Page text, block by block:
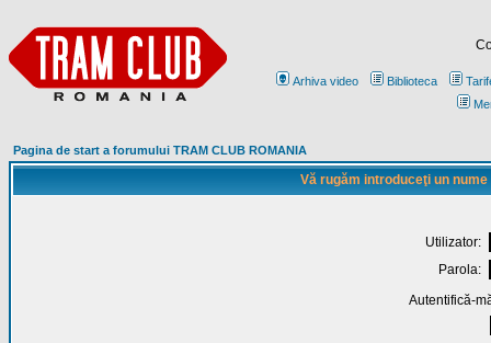
Arhiva video Biblioteca
Pagina de start a forumului TRAM CLUB ROMANIA
Vă rugăm introduceţi un
Utilizator:
Parola:
Autentifică-